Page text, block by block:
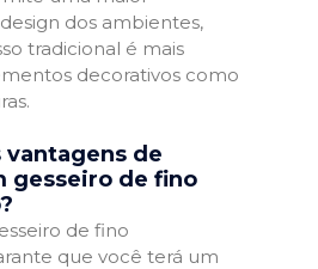
dos ambientes,
tradicional é mais
decorativos como
vantagens de
gesseiro de fino
de fino
que você terá um